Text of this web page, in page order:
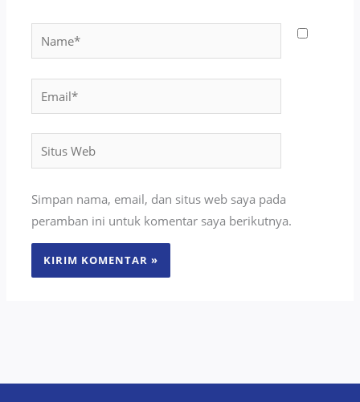
Name*
Situs
Web
Simpan nama, email, dan situs web saya pada
peramban ini untuk komentar saya berikutnya.